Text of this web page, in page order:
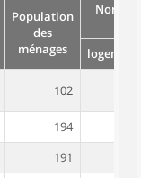
Population
des
ménages
logement
102
194
191